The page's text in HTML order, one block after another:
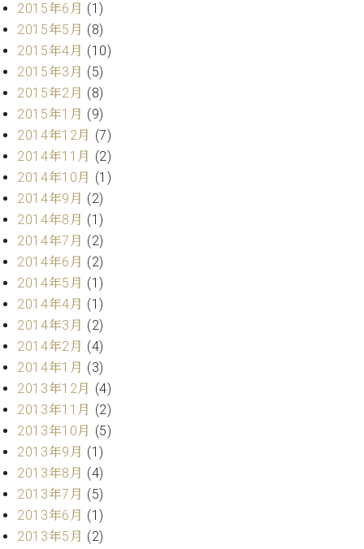
2015年6月 (1)
2015年5月 (8)
2015年4月 (10)
2015年3月 (5)
2015年2月 (8)
2015年1月 (9)
2014年12月 (7)
2014年11月 (2)
2014年10月 (1)
2014年9月 (2)
2014年8月 (1)
2014年7月 (2)
2014年6月 (2)
2014年5月 (1)
2014年4月 (1)
2014年3月 (2)
2014年2月 (4)
2014年1月 (3)
2013年12月 (4)
2013年11月 (2)
2013年10月 (5)
2013年9月 (1)
2013年8月 (4)
2013年7月 (5)
2013年6月 (1)
2013年5月 (2)